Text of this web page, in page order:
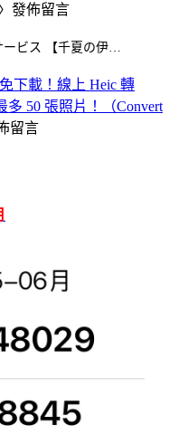
發佈留言
ビス 【千夏の伊…
免下載！線上 Heic 轉
多 50 張照片！（Convert
留言